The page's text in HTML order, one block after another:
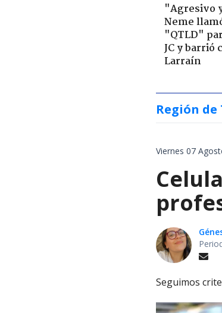
"Agresivo
Neme
"QTLD"
JC y barrió
Larraín
Región de
Viernes 07
Seguimos